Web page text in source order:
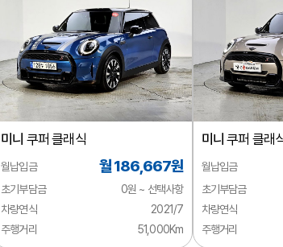
미니 쿠퍼 클래식
월납입금 월 186,667원
초기부담금
0원 ~ 선택사항
차량연식
2021/7
주행거리
51,000Km
미니 쿠퍼 클래
월납입금
초기부담금
차량연식
주행거리